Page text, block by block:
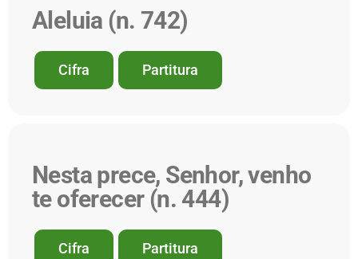
Aleluia (n. 742)
Cifra Partitura
Nesta prece, Senhor, venho
te oferecer (n. 444)
Cifra Partitura